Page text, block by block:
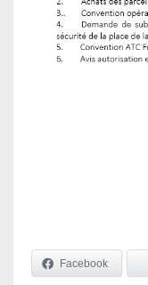
Facebook